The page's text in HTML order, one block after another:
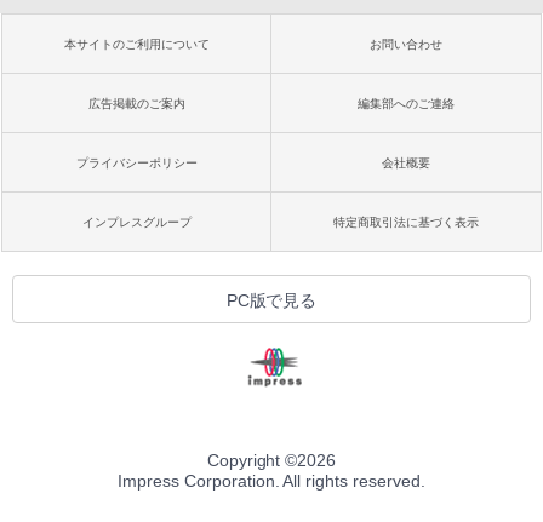
本サイトのご利用について お問い合わせ
広告掲載のご案内 編集部へのご連絡
プライバシーポリシー 会社概要
インプレスグループ 特定商取引法に基づく表示
PC版で見る
Copyright ©2026
Impress Corporation. All rights reserved.